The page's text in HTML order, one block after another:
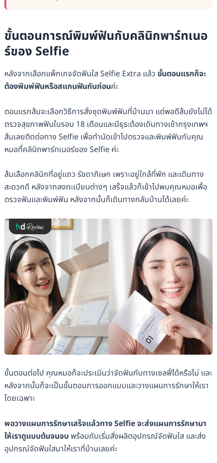
ขั้นตอนการณ์พิมพ์ฟันกับคลินิกพาร์ทเนอ
ร์ของ Selfie
หลังจากเลือกแพ็กเกจจัดฟันใส Selfie Extra แล้ว ขั้นตอนแรกก็จะ
ต้องพิมพ์ฟันหรือสแกนฟันกันก่อนค่ะ
ตอนแรกส้มจะเลือกวิธีการสั่งชุดพิมพ์ฟันที่บ้านมา แต่พอดีส้มยังไม่ได้
ตรวจสุขภาพฟันในรอบ 18 เดือนและมีธุระต้องเดินทางเข้ากรุงเทพฯ
ส้มเลยติดต่อทาง Selfie เพื่อทำนัดเข้าไปตรวจและพิมพ์ฟันกับคุณ
หมอที่คลินิกพาร์ทเนอร์ของ Selfie ค่ะ
ส้มเลือกคลินิกที่อยู่แถว รัชดาภิเษก เพราะอยู่ใกล้ที่พัก และเดินทาง
สะดวกดี หลังจากลงทะเบียนต่างๆ เสร็จแล้วก็เข้าไปพบคุณหมอเพื่อ
ตรวจฟันและพิมพ์ฟัน หลังจากนั้นก็เดินทางกลับบ้านได้เลยค่ะ
ขั้นตอนต่อไป คุณหมอก็จะประเมินว่าจัดฟันกับทางเซลฟี่ได้หรือไม่ และ
หลังจากนั้นก็จะเป็นขั้นตอนการออกแบบและวางแผนการรักษาให้เรา
โดยเฉพาะ
พอวางแผนการรักษาเสร็จแล้วทาง Selfie จะส่งแผนการรักษามา
ให้เราดูแบบต้นจนจบ พร้อมกับเริ่มสั่งผลิตอุปกรณ์จัดฟันใส และส่ง
อุปกรณ์จัดฟันใสมาให้เราที่บ้านเลยค่ะ